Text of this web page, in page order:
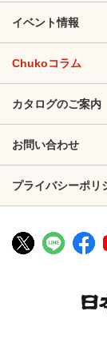
イベント情報
Chukoコラム
カタログのご案内
お問い合わせ
プライバシーポリ